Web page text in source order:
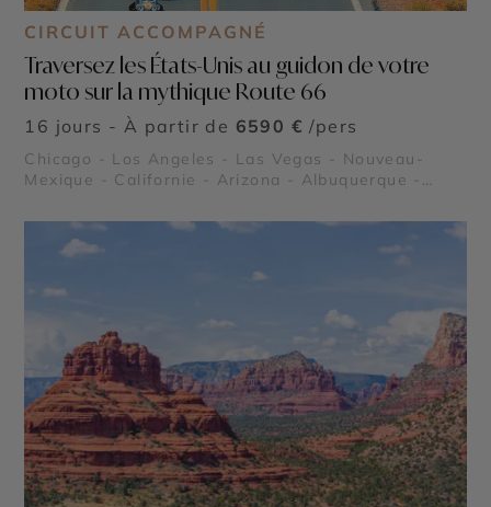
CIRCUIT ACCOMPAGNÉ
Traversez les États-Unis au guidon de votre
moto sur la mythique Route 66
16 jours - À partir de 6590 € /pers
Chicago - Los Angeles - Las Vegas - Nouveau-
Mexique - Californie - Arizona - Albuquerque -